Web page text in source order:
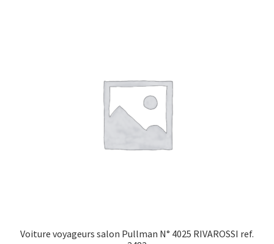
Voiture voyageurs salon Pullman N° 4025 RIVAROSSI ref.